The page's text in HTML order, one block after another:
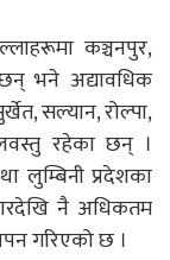
कञ्चनपुर,
भने अद्यावधिक
सल्यान, रोल्पा,
रहेका छन् ।
लुम्बिनी प्रदेशका
नै अधिकतम
गरिएको छ ।